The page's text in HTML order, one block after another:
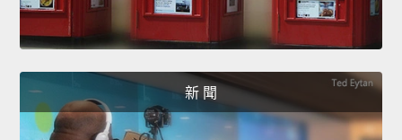
新 聞